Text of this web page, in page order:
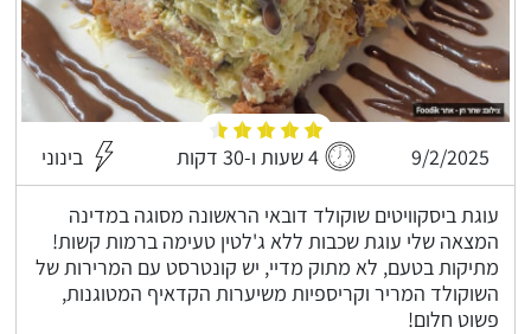
9/2/2025 4 שעות ו-30 דקות בינוני
עוגת ביסקוויטים שוקולד דובאי הראשונה מסוגה במדינה
המצאה שלי עוגת שכבות ללא ג'לטין טעימה ברמות קשות!
מתיקות בטעם, לא מתוק מדיי, יש קונטרסט עם המרירות של
השוקולד המריר וקריספיות משיערות הקדאיף המטוגנות,
פשוט חלום!